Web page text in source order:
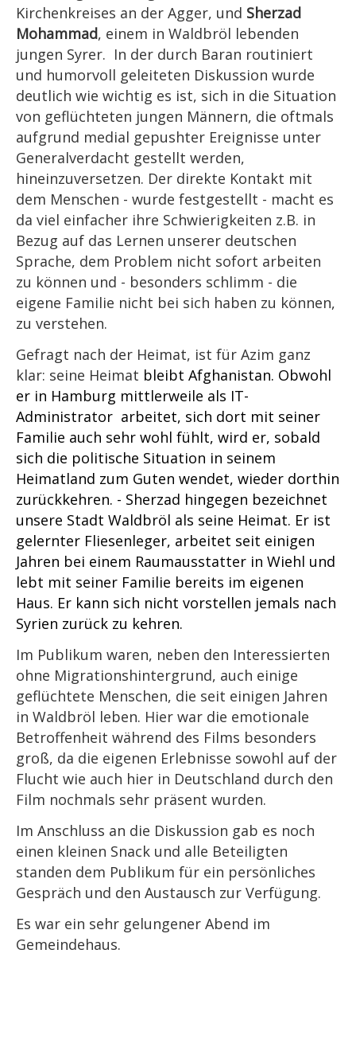
Kirchenkreises an der Agger, und Sherzad
Mohammad, einem in Waldbröl lebenden
jungen Syrer. In der durch Baran routiniert
und humorvoll geleiteten Diskussion wurde
deutlich wie wichtig es ist, sich in die Situation
von geflüchteten jungen Männern, die oftmals
aufgrund medial gepushter Ereignisse unter
Generalverdacht gestellt werden,
hineinzuversetzen. Der direkte Kontakt mit
dem Menschen - wurde festgestellt - macht es
da viel einfacher ihre Schwierigkeiten z.B. in
Bezug auf das Lernen unserer deutschen
Sprache, dem Problem nicht sofort arbeiten
zu können und - besonders schlimm - die
eigene Familie nicht bei sich haben zu können,
zu verstehen.
Gefragt nach der Heimat, ist für Azim ganz
klar: seine Heimat bleibt Afghanistan. Obwohl
er in Hamburg mittlerweile als IT-
Administrator arbeitet, sich dort mit seiner
Familie auch sehr wohl fühlt, wird er, sobald
sich die politische Situation in seinem
Heimatland zum Guten wendet, wieder dorthin
zurückkehren. - Sherzad hingegen bezeichnet
unsere Stadt Waldbröl als seine Heimat. Er ist
gelernter Fliesenleger, arbeitet seit einigen
Jahren bei einem Raumausstatter in Wiehl und
lebt mit seiner Familie bereits im eigenen
Haus. Er kann sich nicht vorstellen jemals nach
Syrien zurück zu kehren.
Im Publikum waren, neben den Interessierten
ohne Migrationshintergrund, auch einige
geflüchtete Menschen, die seit einigen Jahren
in Waldbröl leben. Hier war die emotionale
Betroffenheit während des Films besonders
groß, da die eigenen Erlebnisse sowohl auf der
Flucht wie auch hier in Deutschland durch den
Film nochmals sehr präsent wurden.
Im Anschluss an die Diskussion gab es noch
einen kleinen Snack und alle Beteiligten
standen dem Publikum für ein persönliches
Gespräch und den Austausch zur Verfügung.
Es war ein sehr gelungener Abend im
Gemeindehaus.